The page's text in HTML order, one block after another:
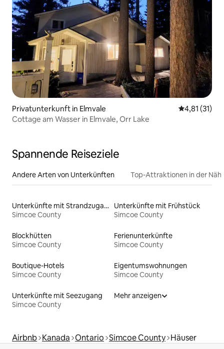
Privatunterkunft in Elmvale
4,81 (31)
Cottage am Wasser in Elmvale, Orr Lake
Spannende Reiseziele
Andere Arten von Unterkünften Top-Attraktionen in der
Unterkünfte mit Strandzugang
Simcoe County
Unterkünfte mit Frühstück
Simcoe County
Blockhütten
Simcoe County
Ferienunterkünfte
Simcoe County
Boutique-Hotels
Simcoe County
Eigentumswohnungen
Simcoe County
Unterkünfte mit Seezugang
Simcoe County
Mehr anzeigen
Airbnb Kanada Ontario Simcoe County Häuser